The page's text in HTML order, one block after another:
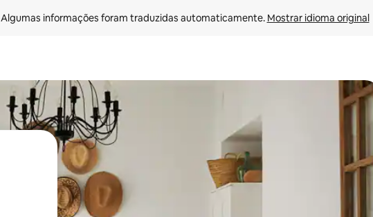
Algumas informações foram traduzidas automaticamente. Mostrar idioma original